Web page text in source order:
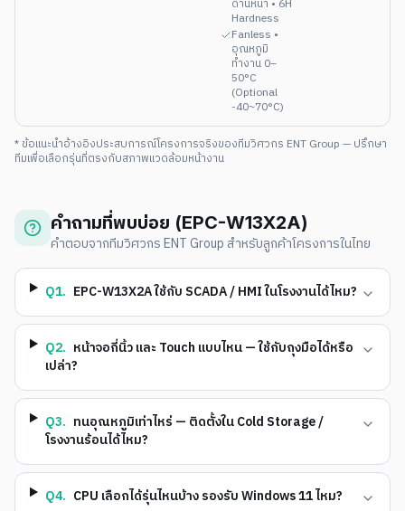
ด้านหน้า • 6H
Hardness
Fanless •
อุณหภูมิ
ทำงาน 0–
50°C
(Optional
-40~70°C)
* ข้อแนะนำอ้างอิงประสบการณ์โครงการจริงของทีมวิศวกร ENT Group — ปรึกษา
ทีมเพื่อเลือกรุ่นที่ตรงกับสภาพแวดล้อมหน้างาน
คำถามที่พบบ่อย (EPC-W13X2A)
คำตอบจากทีมวิศวกร ENT Group สำหรับลูกค้าโครงการในไทย
Q1. EPC-W13X2A ใช้กับ SCADA / HMI ในโรงงานได้ไหม?
Q2. หน้าจอกี่นิ้ว และ Touch แบบไหน — ใช้กับถุงมือได้หรือ
เปล่า?
Q3. ทนอุณหภูมิเท่าไหร่ — ติดตั้งใน Cold Storage /
โรงงานร้อนได้ไหม?
Q4. CPU เลือกได้รุ่นไหนบ้าง รองรับ Windows 11 ไหม?